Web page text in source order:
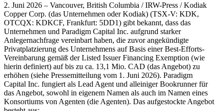
2. Juni 2026 – Vancouver, British Columbia / IRW-Press / Kodiak
Copper Corp. (das Unternehmen oder Kodiak) (TSX-V: KDK,
OTCQX: KDKCF, Frankfurt: 5DD1) gibt bekannt, dass das
Unternehmen und Paradigm Capital Inc. aufgrund starker
Anlegernachfrage vereinbart haben, die zuvor angekündigte
Privatplatzierung des Unternehmens auf Basis einer Best-Efforts-
Vereinbarung gemäß der Listed Issuer Financing Exemption (wie
hierin definiert) auf bis zu ca. 13,1 Mio. CAD (das Angebot) zu
erhöhen (siehe Pressemitteilung vom 1. Juni 2026). Paradigm
Capital Inc. fungiert als Lead Agent und alleiniger Bookrunner für
das Angebot, sowohl in eigenem Namen als auch im Namen eines
Konsortiums von Agenten (die Agenten). Das aufgestockte Angebot